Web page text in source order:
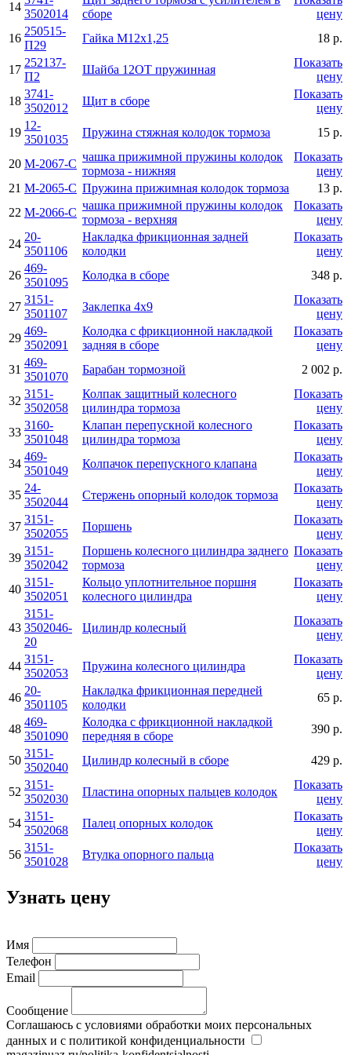
14
3502014
сборе
цену
16
250515-
П29
Гайка М12х1,25 18 р.
17
252137-
П2
Шайба 12ОТ пружинная
Показать
цену
18
3741-
3502012
Щит в сборе
Показать
цену
19
12-
3501035
Пружина стяжная колодок тормоза 15 р.
20 М-2067-С
чашка прижимной пружины колодок
тормоза - нижняя
Показать
цену
21 М-2065-С Пружина прижимная колодок тормоза
13 р.
22 М-2066-С
чашка прижимной пружины колодок
тормоза - верхняя
Показать
цену
24
20-
3501106
Накладка фрикционная задней
колодки
Показать
цену
26
469-
3501095
Колодка в сборе 348 р.
27
3151-
3501107
Заклепка 4х9
Показать
цену
29
469-
3502091
Колодка с фрикционной накладкой
задняя в сборе
Показать
цену
31
469-
3501070
Барабан тормозной 2 002 р.
32
3151-
3502058
Колпак защитный колесного
цилиндра тормоза
Показать
цену
33
3160-
3501048
Клапан перепускной колесного
цилиндра тормоза
Показать
цену
34
469-
3501049
Колпачок перепускного клапана
Показать
цену
35
24-
3502044
Стержень опорный колодок тормоза
Показать
цену
37
3151-
3502055
Поршень
Показать
цену
39
3151-
3502042
Поршень колесного цилиндра заднего
тормоза
Показать
цену
40
3151-
3502051
Кольцо уплотнительное поршня
колесного цилиндра
Показать
цену
43
3151-
3502046-
20
Цилиндр колесный
Показать
цену
44
3151-
3502053
Пружина колесного цилиндра
Показать
цену
46
20-
3501105
Накладка фрикционная передней
колодки
65 р.
48
469-
3501090
Колодка с фрикционной накладкой
передняя в сборе
390 р.
50
3151-
3502040
Цилиндр колесный в сборе 429 р.
52
3151-
3502030
Пластина опорных пальцев колодок
Показать
цену
54
3151-
3502068
Палец опорных колодок
Показать
цену
56
3151-
3501028
Втулка опорного пальца
Показать
цену
Узнать цену
Имя
Телефон
Email
Сообщение
Соглашаюсь с условиями обработки моих персональных
данных и с политикой конфиденциальности